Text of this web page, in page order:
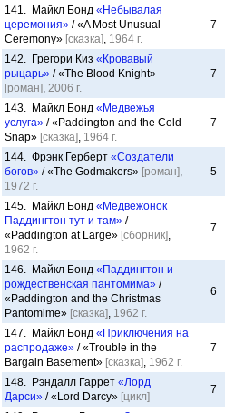
141. Майкл Бонд «Небывалая
церемония» / «A Most Unusual
Ceremony» [сказка], 1964 г.
7
142. Грегори Киз «Кровавый
рыцарь» / «The Blood Knight»
[роман], 2006 г.
7
143. Майкл Бонд «Медвежья
услуга» / «Paddington and the Cold
Snap» [сказка], 1964 г.
7
144. Фрэнк Герберт «Создатели
богов» / «The Godmakers» [роман],
1972 г.
5
145. Майкл Бонд «Медвежонок
Паддингтон тут и там» /
«Paddington at Large» [сборник],
1962 г.
7
146. Майкл Бонд «Паддингтон и
рождественская пантомима» /
«Paddington and the Christmas
Pantomime» [сказка], 1962 г.
6
147. Майкл Бонд «Приключения на
распродаже» / «Trouble in the
Bargain Basement» [сказка], 1962 г.
7
148. Рэндалл Гаррет «Лорд
Дарси» / «Lord Darcy» [цикл]
7